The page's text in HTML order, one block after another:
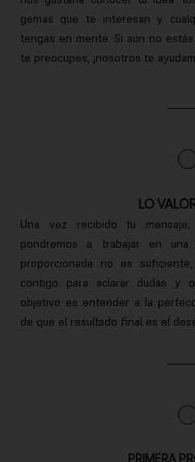
gemas que te interesan y
tengas en mente. Si aún no
te preocupes, ¡nosotros te
LO
Una vez recibido tu
pondremos a trabajar en una
proporcionada no es
contigo para aclarar dudas y
objetivo es entender a la
de que el resultado final es el
PRIMERA